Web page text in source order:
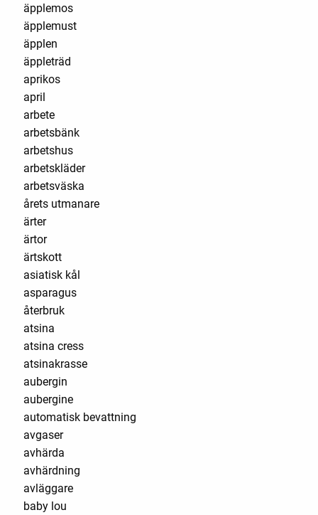
äpplemos
äpplemust
äpplen
äppleträd
aprikos
april
arbete
arbetsbänk
arbetshus
arbetskläder
arbetsväska
årets utmanare
ärter
ärtor
ärtskott
asiatisk kål
asparagus
återbruk
atsina
atsina cress
atsinakrasse
aubergin
aubergine
automatisk bevattning
avgaser
avhärda
avhärdning
avläggare
baby lou